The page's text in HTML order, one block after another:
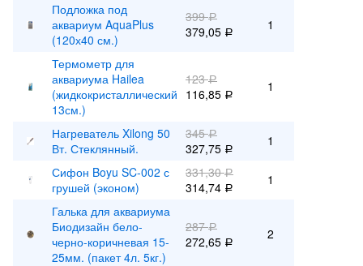
Подложка под
аквариум AquaPlus
(120х40 см.)
399Р
379,05 Р 1
Термометр для
аквариума Hailea
(жидкокристаллический
13см.)
123Р
116,85 Р
1
Нагреватель Xilong 50
Вт. Стеклянный.
345Р
327,75 Р
1
Сифон Boyu SC-002 с
грушей (эконом)
331,30Р
314,74 Р
1
Галька для аквариума
Биодизайн бело-
черно-коричневая 15-
25мм. (пакет 4л. 5кг.)
287Р
272,65 Р
2